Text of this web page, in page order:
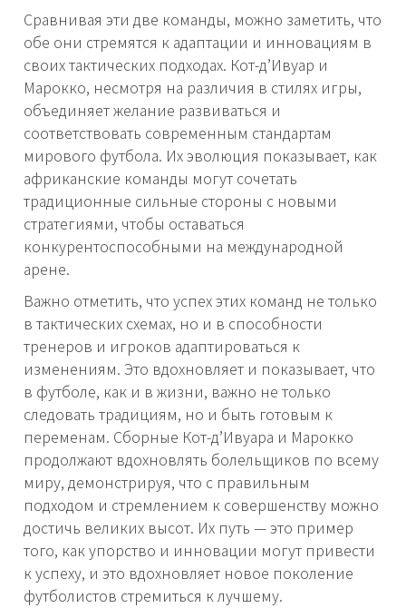
Сравнивая эти две команды, можно заметить, что
обе они стремятся к адаптации и инновациям в
своих тактических подходах. Кот-д’Ивуар и
Марокко, несмотря на различия в стилях игры,
объединяет желание развиваться и
соответствовать современным стандартам
мирового футбола. Их эволюция показывает, как
африканские команды могут сочетать
традиционные сильные стороны с новыми
стратегиями, чтобы оставаться
конкурентоспособными на международной
арене.
Важно отметить, что успех этих команд не только
в тактических схемах, но и в способности
тренеров и игроков адаптироваться к
изменениям. Это вдохновляет и показывает, что
в футболе, как и в жизни, важно не только
следовать традициям, но и быть готовым к
переменам. Сборные Кот-д’Ивуара и Марокко
продолжают вдохновлять болельщиков по всему
миру, демонстрируя, что с правильным
подходом и стремлением к совершенству можно
достичь великих высот. Их путь — это пример
того, как упорство и инновации могут привести
к успеху, и это вдохновляет новое поколение
футболистов стремиться к лучшему.